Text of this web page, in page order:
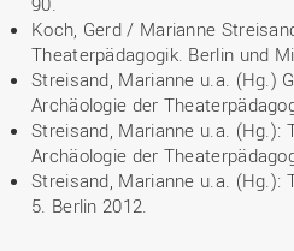
Koch, Gerd / Marianne
Theaterpädagogik. Berlin und
Streisand, Marianne u.a. (Hg.)
Archäologie der
Streisand, Marianne u.a. (Hg.):
Archäologie der
Streisand, Marianne u.a. (Hg.):
5. Berlin 2012.